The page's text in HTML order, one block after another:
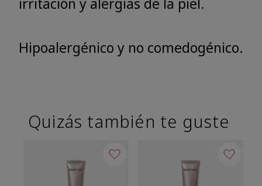
Hipoalergénico y no comedogénico.
Quizás también te guste